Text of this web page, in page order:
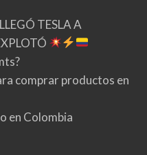
TESLA A
comprar productos en
en Colombia